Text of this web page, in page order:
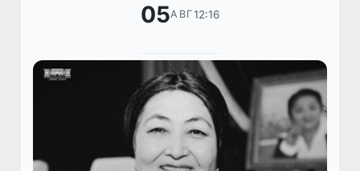
05АВГ12:16